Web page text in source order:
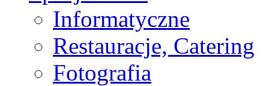
Informatyczne
Restauracje, Catering
Fotografia